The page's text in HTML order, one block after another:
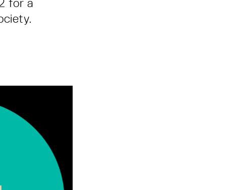
for a